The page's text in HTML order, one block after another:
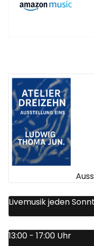
Livemusik jeden
13:00 - 17:00 Uhr